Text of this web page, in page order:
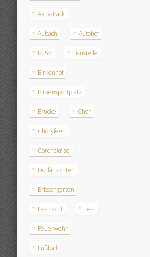
Aktiv-Park
Aubach Autohof
B255 Baustelle
Birkenhof
Birkensportplatz
Brücke Chor
Choryfeen
Coronakrise
Dorfansichten
Erbsengarten
Fastnacht Fest
Feuerwehr
Fußball